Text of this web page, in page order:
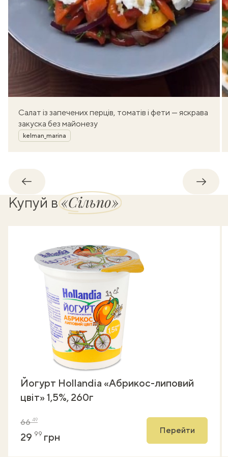
Салат із запечених перців, томатів і фети — яскрава
закуска без майонезу
Автор
kelman_marina
Назад
Купуй в«Сільпо»
Йогурт Hollandia «Абрикос-липовий
цвіт» 1,5%, 260г
6649
29 99 грн
Перейти